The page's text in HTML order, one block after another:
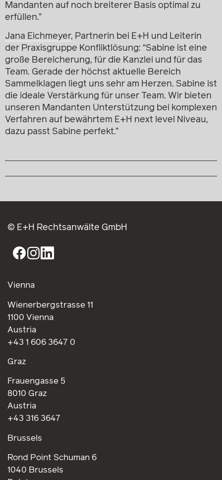
Mandanten auf noch breiterer Basis optimal zu
erfüllen.”
Jana Eichmeyer, Partnerin bei E+H und Leiterin
der Praxisgruppe Konfliktlösung: “Sabine ist eine
große Bereicherung, für die Kanzlei und für das
Team. Gerade der höchst aktuelle Bereich
Sammelklagen liegt uns sehr am Herzen. Sabine ist
die ideale Verstärkung für unser Team. Wir bieten
unseren Mandanten Unterstützung bei komplexen
Verfahren auf bewährtem E+H next level Niveau,
dazu passt Sabine perfekt.”
© E+H Rechtsanwälte GmbH
Vienna
Wienerbergstrasse 11
1100 Vienna
Austria
+43 1 606 3647 0
Graz
Frauengasse 5
8010 Graz
Austria
+43 316 3647
Brussels
Rond Point Schuman 6
1040 Brussels